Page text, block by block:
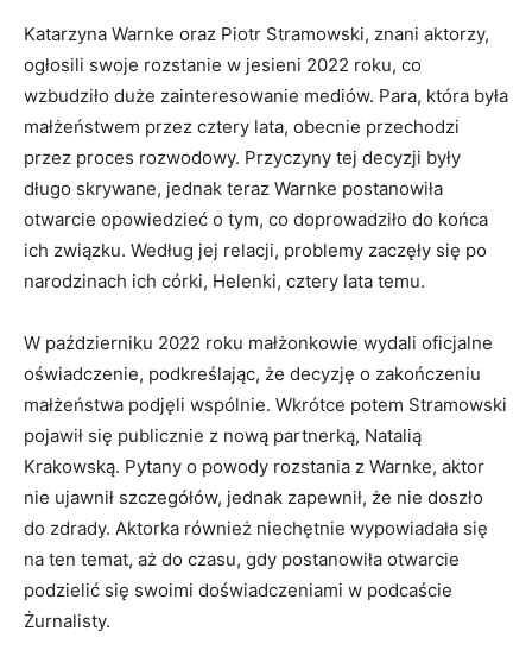
Katarzyna Warnke oraz Piotr Stramowski, znani aktorzy,
ogłosili swoje rozstanie w jesieni 2022 roku, co
wzbudziło duże zainteresowanie mediów. Para, która była
małżeństwem przez cztery lata, obecnie przechodzi
przez proces rozwodowy. Przyczyny tej decyzji były
długo skrywane, jednak teraz Warnke postanowiła
otwarcie opowiedzieć o tym, co doprowadziło do końca
ich związku. Według jej relacji, problemy zaczęły się po
narodzinach ich córki, Helenki, cztery lata temu.
W październiku 2022 roku małżonkowie wydali oficjalne
oświadczenie, podkreślając, że decyzję o zakończeniu
małżeństwa podjęli wspólnie. Wkrótce potem Stramowski
pojawił się publicznie z nową partnerką, Natalią
Krakowską. Pytany o powody rozstania z Warnke, aktor
nie ujawnił szczegółów, jednak zapewnił, że nie doszło
do zdrady. Aktorka również niechętnie wypowiadała się
na ten temat, aż do czasu, gdy postanowiła otwarcie
podzielić się swoimi doświadczeniami w podcaście
Żurnalisty.